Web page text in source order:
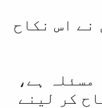
نے اس نکاح
ہے،
کر لینے